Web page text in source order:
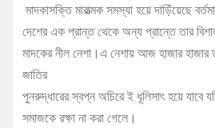
মাদকাসক্তি মারাত্মক সমস্যা হয়ে দাড়িঁয়েছে
দেশের এক প্রান্ত থেকে অন্য প্রান্তে তার
মাদকের নীল নেশা।এ নেশায় আজ হাজার
জাতির
পুনরুদ্ধারের স্বপ্ন অচিরে ই ধূলিসাৎ হয়ে যাবে
সমাজকে রক্ষা না করা গেলে।